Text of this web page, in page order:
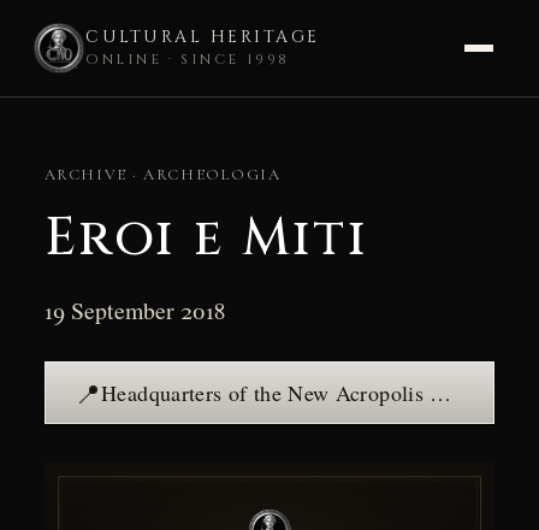
CULTURAL HERITAGE
ONLINE · SINCE 1998
contentARCHIVE · ARCHEOLOGIA
Eroi e Miti
19 September 2018
📍 Headquarters of the New Acropolis Rome Association — see the place →